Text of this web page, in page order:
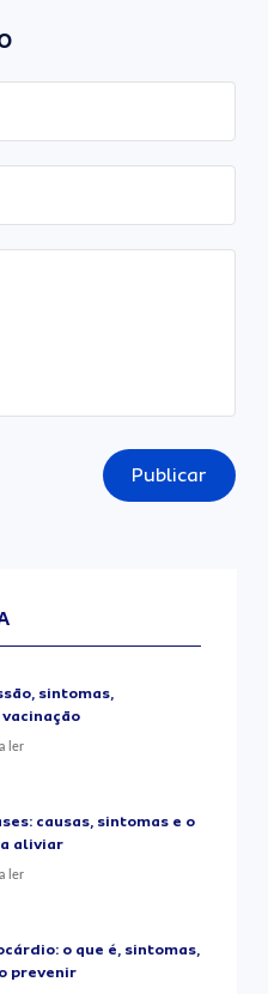
Publicar
sintomas,
ler
causas, sintomas e o
aliviar
ler
o que é, sintomas,
prevenir